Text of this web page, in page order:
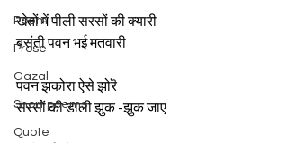
Poem
Prose
Gazal
Short poems
Quote
खेतों में पीली सरसों की क्यारी
बसंती पवन भई मतवारी
पवन झकोरा ऐसे झोरॆ
सरसों की डाली झुक -झुक जाए